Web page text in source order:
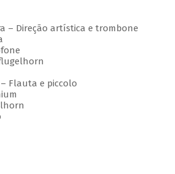
– Direção artística e trombone
Flauta e piccolo